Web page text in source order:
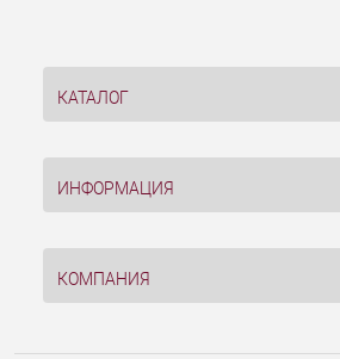
КАТАЛОГ
ИНФОРМАЦИЯ
КОМПАНИЯ